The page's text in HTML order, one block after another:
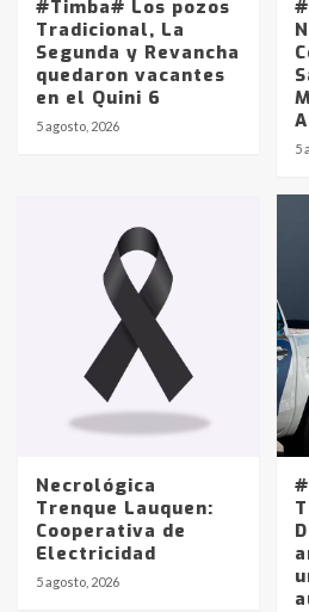
#Timba# Los pozos
Tradicional, La
Segunda y Revancha
quedaron vacantes
en el Quini 6
5 agosto, 2026
5
Necrológica
Trenque Lauquen:
Cooperativa de
Electricidad
5 agosto, 2026
Identidad de los
pampeanos que
en la mañana del
Accidente en
joven de Trenque
Los precios de
La Pampa, desde
entre 857 a 1338
La Bolsa de
Blanca anticipa
con lluvias y